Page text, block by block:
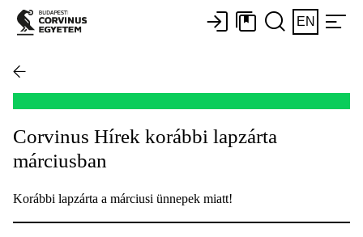
EN
Corvinus Hírek korábbi lapzárta
márciusban
Korábbi lapzárta a márciusi ünnepek miatt!